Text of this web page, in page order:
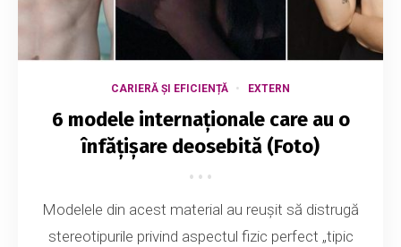
CARIERĂ ȘI EFICIENȚĂ EXTERN
6 modele internaționale care au o
înfățișare deosebită (Foto)
Modelele din acest material au reușit să distrugă
stereotipurile privind aspectul fizic perfect „tipic